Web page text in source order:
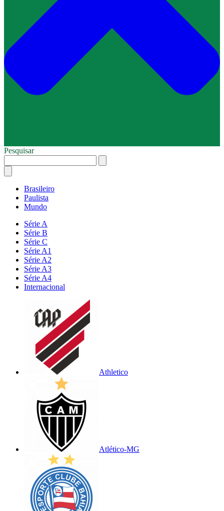
Pesquisar
Brasileiro
Paulista
Mundo
Série A
Série B
Série C
Série A1
Série A2
Série A3
Série A4
Internacional
Athletico
Atlético-MG